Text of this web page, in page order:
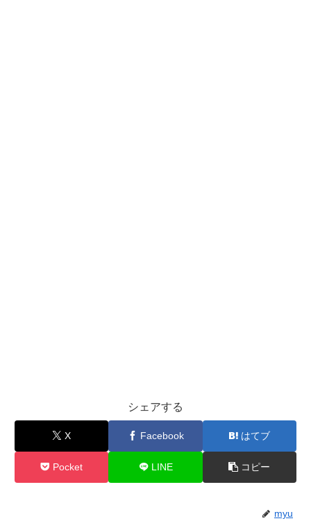
シェアする
X Facebook はてブ
Pocket LINE コピー
myu